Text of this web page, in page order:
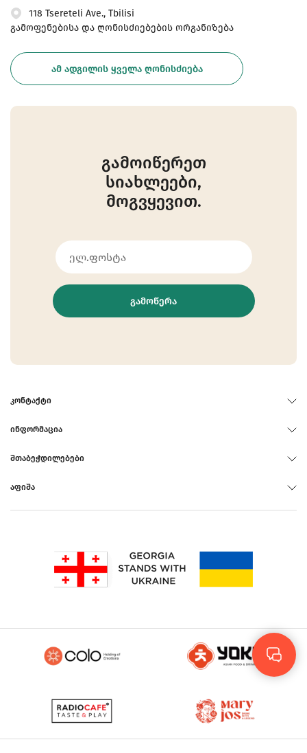
118 Tsereteli Ave., Tbilisi
გამოფენებისა და ღონისძიებების ორგანიზება
ᲐᲛ ᲐᲓᲒᲘᲚᲘᲡ ᲧᲕᲔᲚᲐ ᲦᲝᲜᲘᲡᲫᲘᲔᲑᲐ
გამოიწერეთ
სიახლეები,
მოგვყევით.
ᲒᲐᲛᲝᲬᲔᲠᲐ
ᲙᲝᲜᲢᲐᲥᲢᲘ
ᲘᲜᲤᲝᲠᲛᲐᲪᲘᲐ
ᲨᲗᲐᲑᲔᲭᲓᲘᲚᲔᲑᲔᲑᲘ
ᲐᲤᲘᲨᲐ
Rus